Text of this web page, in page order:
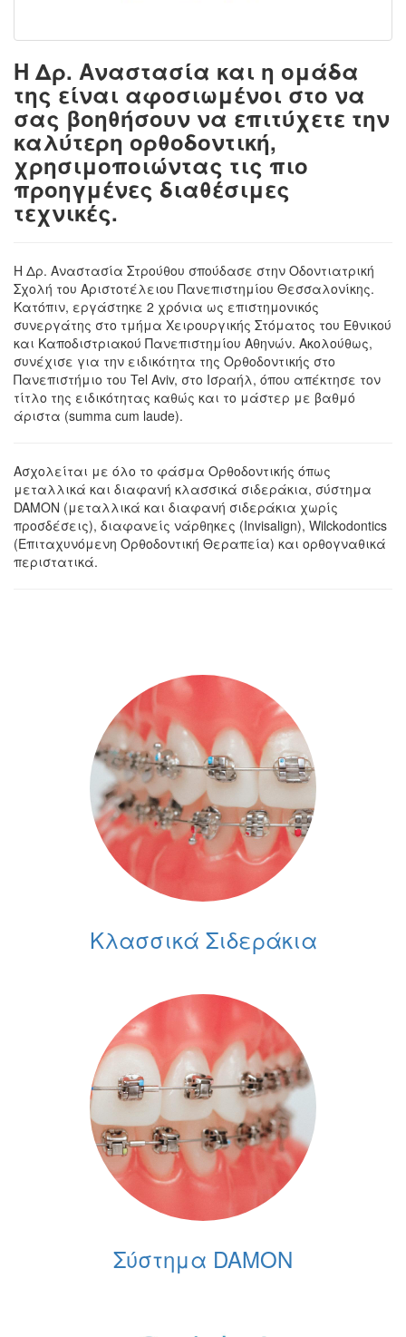
Η Δρ. Αναστασία και η ομάδα
της είναι αφοσιωμένοι στο να
σας βοηθήσουν να επιτύχετε την
καλύτερη ορθοδοντική,
χρησιμοποιώντας τις πιο
προηγμένες διαθέσιμες
τεχνικές.
Η Δρ. Αναστασία Στρούθου σπούδασε στην Οδοντιατρική
Σχολή του Αριστοτέλειου Πανεπιστημίου Θεσσαλονίκης.
Κατόπιν, εργάστηκε 2 χρόνια ως επιστημονικός
συνεργάτης στο τμήμα Χειρουργικής Στόματος του Εθνικού
και Καποδιστριακού Πανεπιστημίου Αθηνών. Ακολούθως,
συνέχισε για την ειδικότητα της Ορθοδοντικής στο
Πανεπιστήμιο του Tel Aviv, στο Ισραήλ, όπου απέκτησε τον
τίτλο της ειδικότητας καθώς και το μάστερ με βαθμό
άριστα (summa cum laude).
Ασχολείται με όλο το φάσμα Ορθοδοντικής όπως
μεταλλικά και διαφανή κλασσικά σιδεράκια, σύστημα
DAMON (μεταλλικά και διαφανή σιδεράκια χωρίς
προσδέσεις), διαφανείς νάρθηκες (Invisalign), Wilckodontics
(Επιταχυνόμενη Ορθοδοντική Θεραπεία) και ορθογναθικά
περιστατικά.
Κλασσικά Σιδεράκια
Σύστημα DAMON